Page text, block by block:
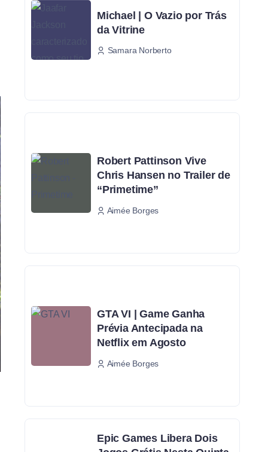
Michael | O Vazio por Trás
da Vitrine
Samara Norberto
Robert Pattinson Vive
Chris Hansen no Trailer de
“Primetime”
Aimée Borges
GTA VI | Game Ganha
Prévia Antecipada na
Netflix em Agosto
Aimée Borges
Epic Games Libera Dois